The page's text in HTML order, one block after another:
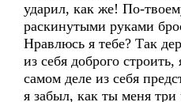
ударил, как же! По-
раскинутыми руками
Нравлюсь я тебе? Так
из себя доброго
самом деле из себя
я забыл, как ты меня три